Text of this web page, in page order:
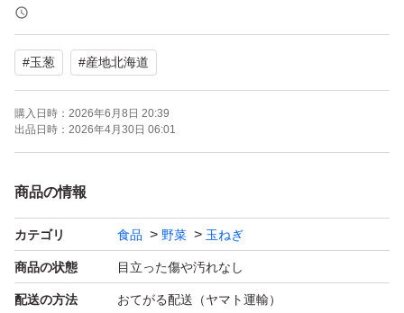
は不向きですが、炒め物や煮込み物とは相性が良いです。
こちらはLサイズになります。
Lサイズ5個で大体1キロです。
※神経質な方はご購入をご遠慮下さい。
無くなり次第終了
量10kg
種類玉ねぎ
#玉葱 #産地北海道
購入日時： 2026年6月8日 20:39
出品日時： 2026年4月30日 06:01
商品の情報
カテゴリ 食品 野菜 玉ねぎ
商品の状態 目立った傷や汚れなし
配送の方法 おてがる配送（ヤマト運輸）